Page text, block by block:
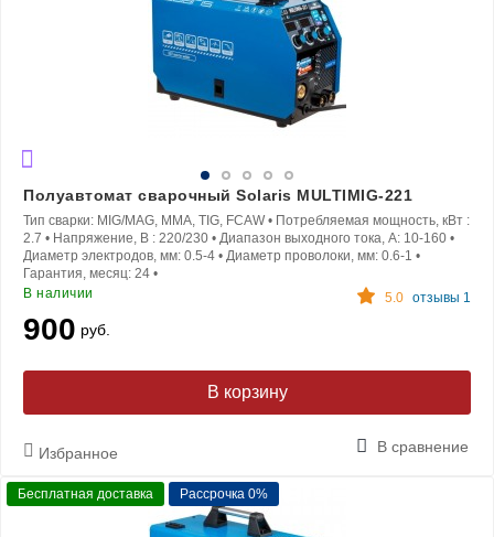
Полуавтомат сварочный Solaris MULTIMIG-221
Тип сварки: MIG/MAG, MMA, TIG, FCAW • Потребляемая мощность, кВт :
2.7 • Напряжение, В : 220/230 • Диапазон выходного тока, A: 10-160 •
Диаметр электродов, мм: 0.5-4 • Диаметр проволоки, мм: 0.6-1 •
Гарантия, месяц: 24 •
В наличии
5.0 отзывы 1
900 руб.
В корзину
Избранное В сравнение
Бесплатная доставка Рассрочка 0%